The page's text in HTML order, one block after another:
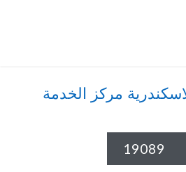
مركز الخدمة
19089